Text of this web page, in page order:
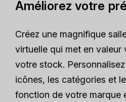
Améliorez votre
Créez une magnifique
virtuelle qui met en valeur
votre stock.
icônes, les catégories et
fonction de votre marque